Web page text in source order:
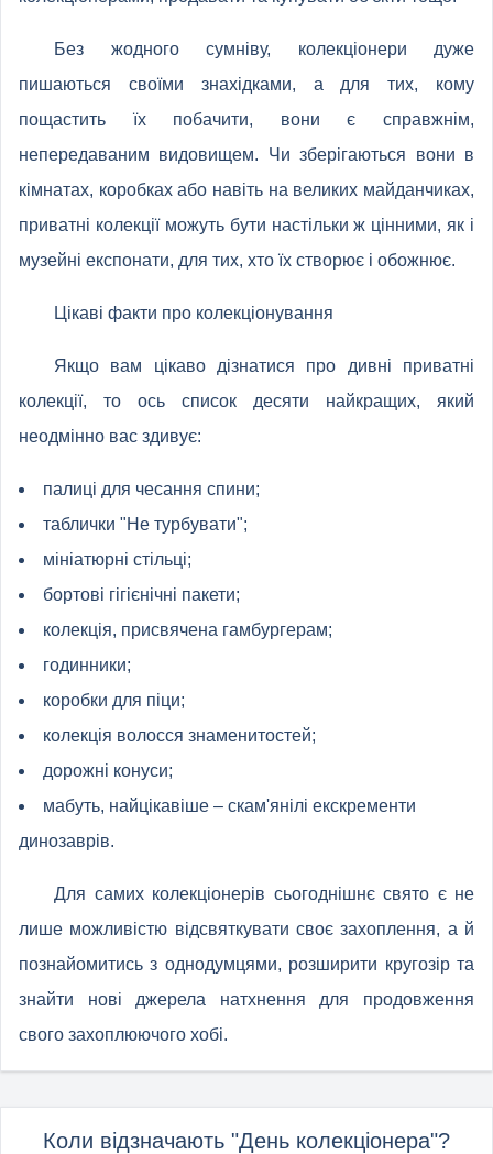
Без жодного сумніву, колекціонери дуже
пишаються своїми знахідками, а для тих, кому
пощастить їх побачити, вони є справжнім,
непередаваним видовищем. Чи зберігаються вони в
кімнатах, коробках або навіть на великих майданчиках,
приватні колекції можуть бути настільки ж цінними, як і
музейні експонати, для тих, хто їх створює і обожнює.
Цікаві факти про колекціонування
Якщо вам цікаво дізнатися про дивні приватні
колекції, то ось список десяти найкращих, який
неодмінно вас здивує:
палиці для чесання спини;
таблички "Не турбувати";
мініатюрні стільці;
бортові гігієнічні пакети;
колекція, присвячена гамбургерам;
годинники;
коробки для піци;
колекція волосся знаменитостей;
дорожні конуси;
мабуть, найцікавіше – скам'янілі екскременти
динозаврів.
Для самих колекціонерів сьогоднішнє свято є не
лише можливістю відсвяткувати своє захоплення, а й
познайомитись з однодумцями, розширити кругозір та
знайти нові джерела натхнення для продовження
свого захоплюючого хобі.
Коли відзначають "День колекціонера"?